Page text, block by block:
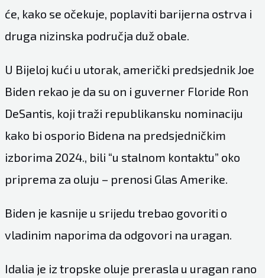
će, kako se očekuje, poplaviti barijerna ostrva i
druga nizinska područja duž obale.
U Bijeloj kući u utorak, američki predsjednik Joe
Biden rekao je da su on i guverner Floride Ron
DeSantis, koji traži republikansku nominaciju
kako bi osporio Bidena na predsjedničkim
izborima 2024., bili “u stalnom kontaktu” oko
priprema za oluju – prenosi Glas Amerike.
Biden je kasnije u srijedu trebao govoriti o
vladinim naporima da odgovori na uragan.
Idalia je iz tropske oluje prerasla u uragan rano